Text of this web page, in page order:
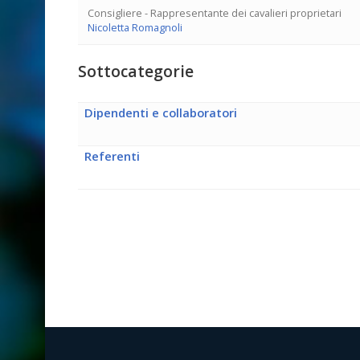
Consigliere - Rappresentante dei cavalieri proprietari
Nicoletta Romagnoli
Sottocategorie
Dipendenti e collaboratori
Referenti